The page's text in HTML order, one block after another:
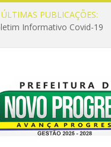
ÚLTIMAS PUBLICAÇÕES:
Informativo Covid-19